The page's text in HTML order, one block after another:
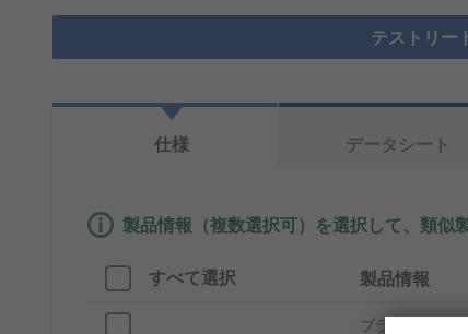
テストリー
仕様 データシート
製品情報（複数選択可）を選択して、類似
すべて選択 製品情報
ブランド